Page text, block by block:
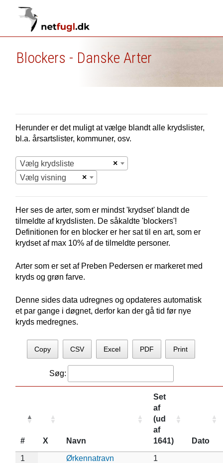
Blockers - Danske Arter
Herunder er det muligt at vælge blandt alle krydslister,
bl.a. årsartslister, kommuner, osv.
×
Vælg krydsliste
×
Vælg visning
Her ses de arter, som er mindst 'krydset' blandt de
tilmeldte af krydslisten. De såkaldte 'blockers'!
Definitionen for en blocker er her sat til en art, som er
krydset af max 10% af de tilmeldte personer.
Arter som er set af Preben Pedersen er markeret med
kryds og grøn farve.
Denne sides data udregnes og opdateres automatisk
et par gange i døgnet, derfor kan der gå tid før nye
kryds medregnes.
Copy CSV Excel PDF Print
Søg:
# X Navn
Set
af
(ud
af
1641)
Dato
1
Ørkennatravn
1